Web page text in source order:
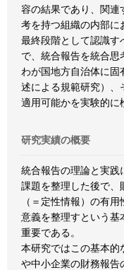
容の結果であり、関連
考を持つ組織の内部に
最終段階として認識す
で、統合報告を統合思
わが国地方自治体に
述による規範研究）、
適用可能かを実験的に
研究実績の概要
統合報告の理論と実践
課題を整理した後で、
（＝定性情報）の有
意義を整理すという基
重要である。
本研究ではこの基本的
や中小企業の財務報告